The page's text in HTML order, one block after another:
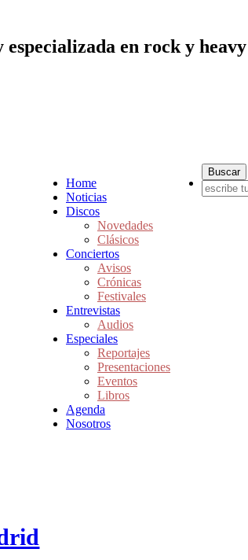
en rock y
Home
Noticias
Discos
Novedades
Clásicos
Conciertos
Avisos
Crónicas
Festivales
Entrevistas
Audios
Especiales
Reportajes
Presentaciones
Eventos
Libros
Agenda
Nosotros